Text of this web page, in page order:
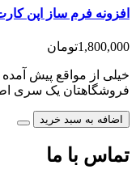
افزونه فرم ساز اپن
1,800,000تومان
خیلی از مواقع پیش
فروشگاهتان یک سری
اضافه به سبد خرید
تماس با ما